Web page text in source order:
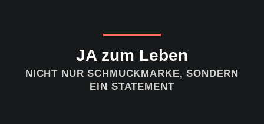
JA zum Leben
NICHT NUR SCHMUCKMARKE, SONDERN
EIN STATEMENT